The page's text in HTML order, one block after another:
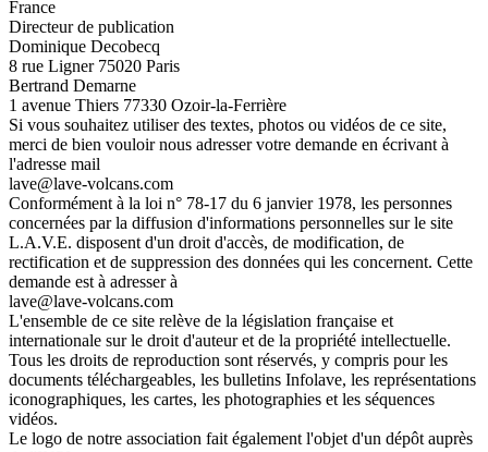
France
Directeur de publication
Dominique Decobecq
8 rue Ligner 75020 Paris
Bertrand Demarne
1 avenue Thiers 77330 Ozoir-la-Ferrière
Si vous souhaitez utiliser des textes, photos ou vidéos de ce site,
merci de bien vouloir nous adresser votre demande en écrivant à
l'adresse mail
lave@lave-volcans.com
Conformément à la loi n° 78-17 du 6 janvier 1978, les personnes
concernées par la diffusion d'informations personnelles sur le site
L.A.V.E. disposent d'un droit d'accès, de modification, de
rectification et de suppression des données qui les concernent. Cette
demande est à adresser à
lave@lave-volcans.com
L'ensemble de ce site relève de la législation française et
internationale sur le droit d'auteur et de la propriété intellectuelle.
Tous les droits de reproduction sont réservés, y compris pour les
documents téléchargeables, les bulletins Infolave, les représentations
iconographiques, les cartes, les photographies et les séquences
vidéos.
Le logo de notre association fait également l'objet d'un dépôt auprès